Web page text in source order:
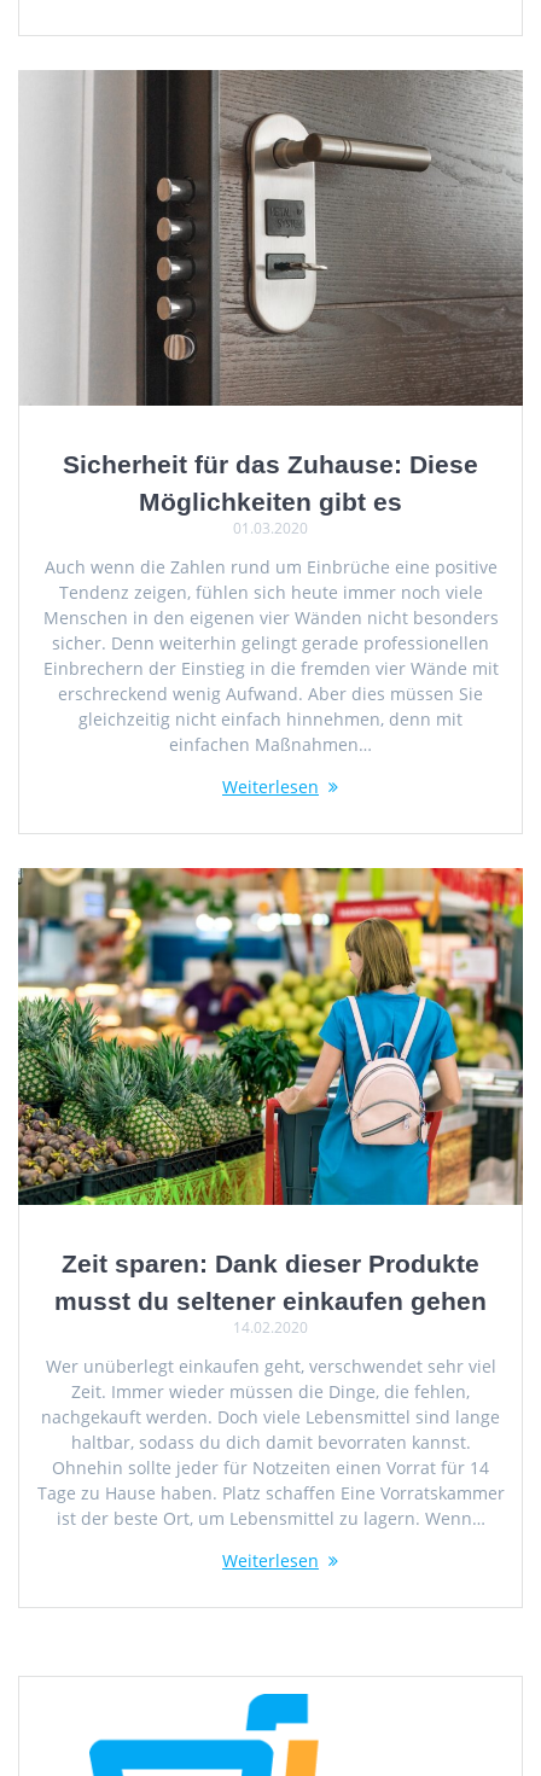
Sicherheit für das Zuhause: Diese
Möglichkeiten gibt es
01.03.2020
Auch wenn die Zahlen rund um Einbrüche eine positive
Tendenz zeigen, fühlen sich heute immer noch viele
Menschen in den eigenen vier Wänden nicht besonders
sicher. Denn weiterhin gelingt gerade professionellen
Einbrechern der Einstieg in die fremden vier Wände mit
erschreckend wenig Aufwand. Aber dies müssen Sie
gleichzeitig nicht einfach hinnehmen, denn mit
einfachen Maßnahmen…
Weiterlesen
Zeit sparen: Dank dieser Produkte
musst du seltener einkaufen gehen
14.02.2020
Wer unüberlegt einkaufen geht, verschwendet sehr viel
Zeit. Immer wieder müssen die Dinge, die fehlen,
nachgekauft werden. Doch viele Lebensmittel sind lange
haltbar, sodass du dich damit bevorraten kannst.
Ohnehin sollte jeder für Notzeiten einen Vorrat für 14
Tage zu Hause haben. Platz schaffen Eine Vorratskammer
ist der beste Ort, um Lebensmittel zu lagern. Wenn…
Weiterlesen